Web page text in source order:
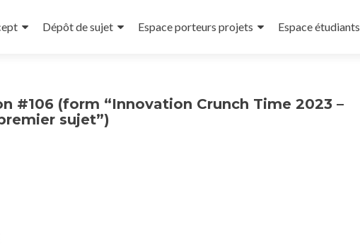
Dépôt de sujet Espace porteurs projets Espace étudiants
#106 (form “Innovation Crunch Time 2023 –
sujet”)